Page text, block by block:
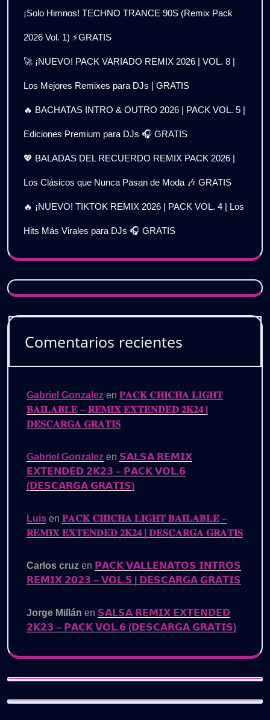
¡Solo Himnos! TECHNO TRANCE 90S (Remix Pack
2026 Vol. 1) ⚡GRATIS
🚀 ¡NUEVO! PACK VARIADO REMIX 2026 | VOL. 8 |
Los Mejores Remixes para DJs | GRATIS
🔥 BACHATAS INTRO & OUTRO 2026 | PACK VOL. 5 |
Ediciones Premium para DJs 🎧 GRATIS
💖 BALADAS DEL RECUERDO REMIX PACK 2026 |
Los Clásicos que Nunca Pasan de Moda 🎶 GRATIS
🔥 ¡NUEVO! TIKTOK REMIX 2026 | PACK VOL. 4 | Los
Hits Más Virales para DJs 🎧 GRATIS
Comentarios recientes
Gabriel Gonzalez en 𝐏𝐀𝐂𝐊 𝐂𝐇𝐈𝐂𝐇𝐀 𝐋𝐈𝐆𝐇𝐓
𝐁𝐀𝐈𝐋𝐀𝐁𝐋𝐄 – 𝐑𝐄𝐌𝐈𝐗 𝐄𝐗𝐓𝐄𝐍𝐃𝐄𝐃 𝟐𝐊𝟐𝟒 |
𝐃𝐄𝐒𝐂𝐀𝐑𝐆𝐀 𝐆𝐑𝐀𝐓𝐈𝐒
Gabriel Gonzalez en 𝗦𝗔𝗟𝗦𝗔 𝗥𝗘𝗠𝗜𝗫
𝗘𝗫𝗧𝗘𝗡𝗗𝗘𝗗 𝟮𝗞𝟮𝟯 – 𝗣𝗔𝗖𝗞 𝗩𝗢𝗟.𝟲
(𝗗𝗘𝗦𝗖𝗔𝗥𝗚𝗔 𝗚𝗥𝗔𝗧𝗜𝗦)
Luis en 𝐏𝐀𝐂𝐊 𝐂𝐇𝐈𝐂𝐇𝐀 𝐋𝐈𝐆𝐇𝐓 𝐁𝐀𝐈𝐋𝐀𝐁𝐋𝐄 –
𝐑𝐄𝐌𝐈𝐗 𝐄𝐗𝐓𝐄𝐍𝐃𝐄𝐃 𝟐𝐊𝟐𝟒 | 𝐃𝐄𝐒𝐂𝐀𝐑𝐆𝐀 𝐆𝐑𝐀𝐓𝐈𝐒
Carlos cruz en 𝗣𝗔𝗖𝗞 𝗩𝗔𝗟𝗟𝗘𝗡𝗔𝗧𝗢𝗦 𝗜𝗡𝗧𝗥𝗢𝗦
𝗥𝗘𝗠𝗜𝗫 𝟮𝟬𝟮𝟯 – 𝗩𝗢𝗟.𝟱 | 𝗗𝗘𝗦𝗖𝗔𝗥𝗚𝗔 𝗚𝗥𝗔𝗧𝗜𝗦
Jorge Millán en 𝗦𝗔𝗟𝗦𝗔 𝗥𝗘𝗠𝗜𝗫 𝗘𝗫𝗧𝗘𝗡𝗗𝗘𝗗
𝟮𝗞𝟮𝟯 – 𝗣𝗔𝗖𝗞 𝗩𝗢𝗟.𝟲 (𝗗𝗘𝗦𝗖𝗔𝗥𝗚𝗔 𝗚𝗥𝗔𝗧𝗜𝗦)